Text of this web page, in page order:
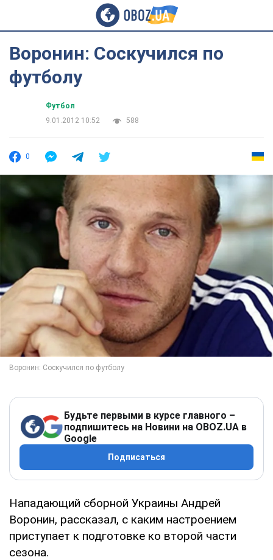
Воронин: Соскучился по
футболу
Футбол
9.01.2012 10:52
588
0
Будьте первыми в курсе главного –
подпишитесь на Новини на OBOZ.UA в
Google
Подписаться
Нападающий сборной Украины Андрей
Воронин, рассказал, с каким настроением
приступает к подготовке ко второй части
сезона.